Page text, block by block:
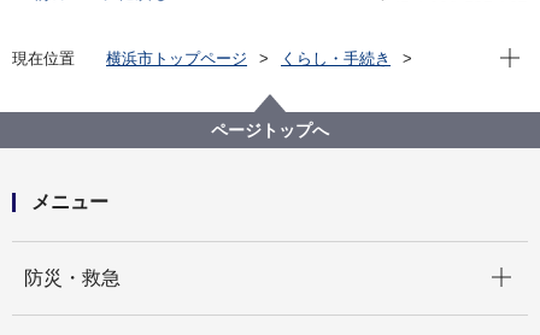
現在位置 横浜市トップページ
くらし・手続き
歴史を生かしたまちづくり
横浜市認定歴史的建造物
フェリス女学院６号館別館
現在
ページトップへ
メニュー
防災・救急